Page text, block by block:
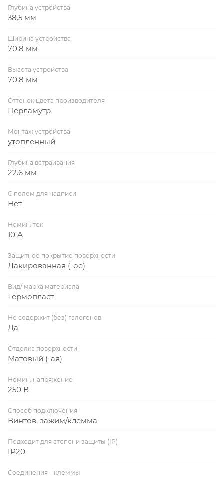
Глубина устройства
38.5 мм
Ширина устройства
70.8 мм
Высота устройства
70.8 мм
Оттенок цвета производителя
Перламутр
Монтаж устройства
утопленный
Глубина встраивания
22.6 мм
С полем для надписи
Нет
Номин. ток
10 А
Защитное покрытие поверхности
Лакированная (-ое)
Вид/ марка материала
Термопласт
Не содержит (без) галогенов
Да
Отделка поверхности
Матовый (-ая)
Номин. напряжение
250 В
Способ подключения
Винтов. зажим/клемма
Подходит для степени защиты (IP)
IP20
Соединения – клеммы